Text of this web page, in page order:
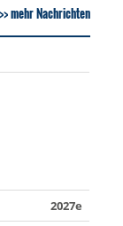
mehr Nachrichten
2027e